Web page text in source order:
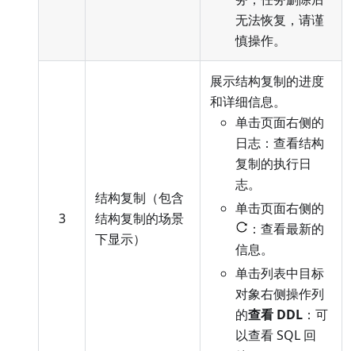
无法恢复，请谨
慎操作。
3
结构复制（包含
结构复制的场景
下显示）
展示结构复制的进度
和详细信息。
单击页面右侧的
日志：查看结构
复制的执行日
志。
单击页面右侧的
：查看最新的
信息。
单击列表中目标
对象右侧操作列
的查看 DDL ：可
以查看 SQL 回